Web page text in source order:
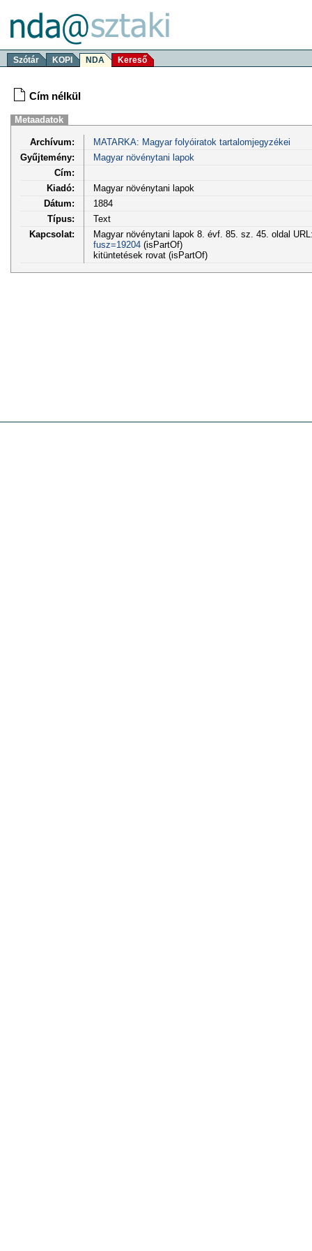
Szótár KOPI NDA Kereső
Cím nélkül
Metaadatok
Archívum:
MATARKA: Magyar folyóiratok tartalomjegyzékei
Gyűjtemény:
Magyar növénytani lapok
Cím:
Kiadó:
Magyar növénytani lapok
Dátum:
1884
Típus:
Text
Kapcsolat:
Magyar növénytani lapok 8. évf. 85. sz. 45. oldal
fusz=19204(isPartOf)
kitüntetések rovat (isPartOf)